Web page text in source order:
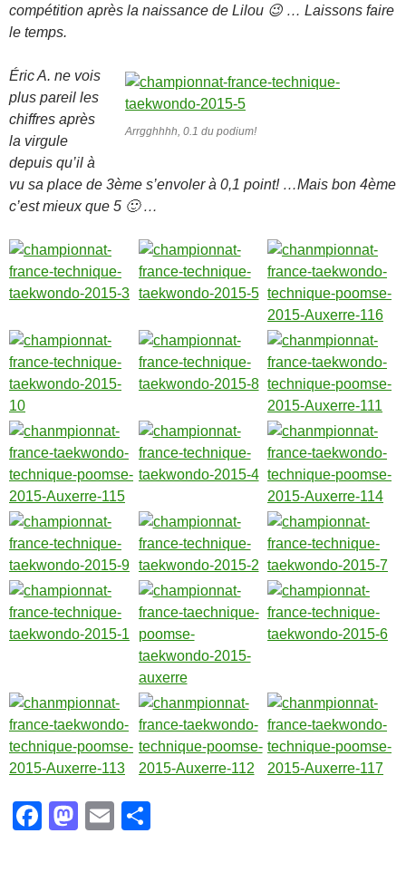
compétition après la naissance de Lilou 😉 … Laissons faire
le temps.
Arrgghhhh, 0.1 du podium!
Éric A. ne vois
plus pareil les
chiffres après
la virgule
depuis qu’il à
vu sa place de 3ème s’envoler à 0,1 point! …Mais bon 4ème
c’est mieux que 5 🙂 …
F
M
E